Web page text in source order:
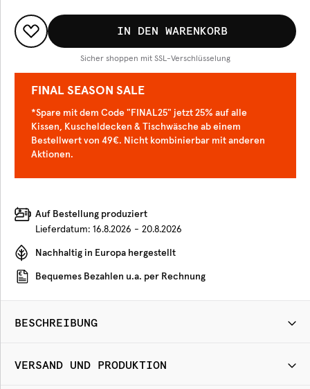
IN DEN WARENKORB
Sicher shoppen mit SSL-Verschlüsselung
FINAL SEASON SALE
*Spare mit dem Code "FINAL25" jetzt 25% auf alle
Kissen, Kuscheldecken & Tischwäsche ab einem
Bestellwert von 49€. Nicht kombinierbar mit anderen
Aktionen.
Auf Bestellung produziert
Lieferdatum: 16.8.2026 - 20.8.2026
Nachhaltig in Europa hergestellt
Bequemes Bezahlen u.a. per Rechnung
BESCHREIBUNG
VERSAND UND PRODUKTION